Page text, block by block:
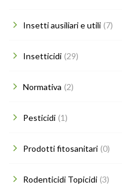
Insetti ausiliari e utili (7)
Insetticidi (29)
Normativa (2)
Pesticidi (1)
Prodotti fitosanitari (0)
Rodenticidi Topicidi (3)